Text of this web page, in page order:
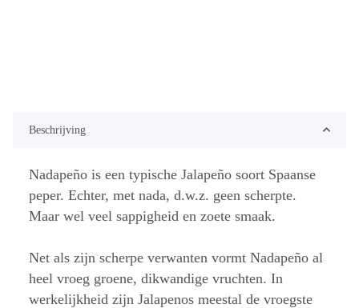
Beschrijving
Nadapeño is een typische Jalapeño soort Spaanse
peper. Echter, met nada, d.w.z. geen scherpte.
Maar wel veel sappigheid en zoete smaak.
Net als zijn scherpe verwanten vormt Nadapeño al
heel vroeg groene, dikwandige vruchten. In
werkelijkheid zijn Jalapenos meestal de vroegste